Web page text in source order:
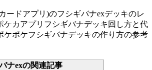
ードアプリ)のフシギバナexデッキのレ
ケカアプリフシギバナデッキ回し方と代
ケポケフシギバナデッキの作り方の参考
ナexの関連記事